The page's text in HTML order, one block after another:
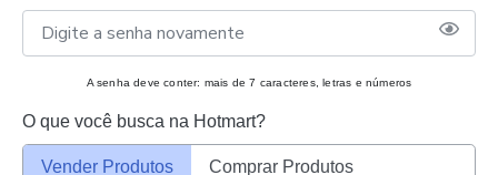
A senha deve conter: mais de 7 caracteres, letras e números
O que você busca na Hotmart?
Vender Produtos Comprar Produtos